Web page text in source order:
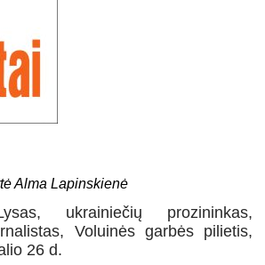
Alma Lapinskienė
ysas, ukrainiečių prozininkas,
Voluinės garbės pilietis,
26 d.